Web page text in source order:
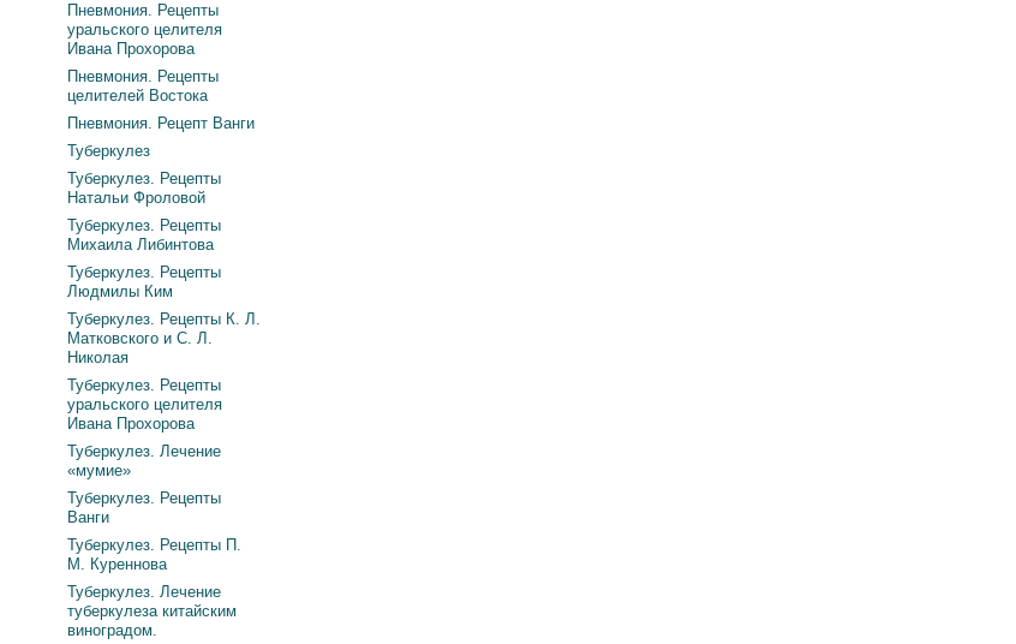
Пневмония. Рецепты
уральского целителя
Ивана Прохорова
Пневмония. Рецепты
целителей Востока
Пневмония. Рецепт Ванги
Туберкулез
Туберкулез. Рецепты
Натальи Фроловой
Туберкулез. Рецепты
Михаила Либинтова
Туберкулез. Рецепты
Людмилы Ким
Туберкулез. Рецепты К. Л.
Матковского и С. Л.
Николая
Туберкулез. Рецепты
уральского целителя
Ивана Прохорова
Туберкулез. Лечение
«мумие»
Туберкулез. Рецепты
Ванги
Туберкулез. Рецепты П.
М. Куреннова
Туберкулез. Лечение
туберкулеза китайским
виноградом.